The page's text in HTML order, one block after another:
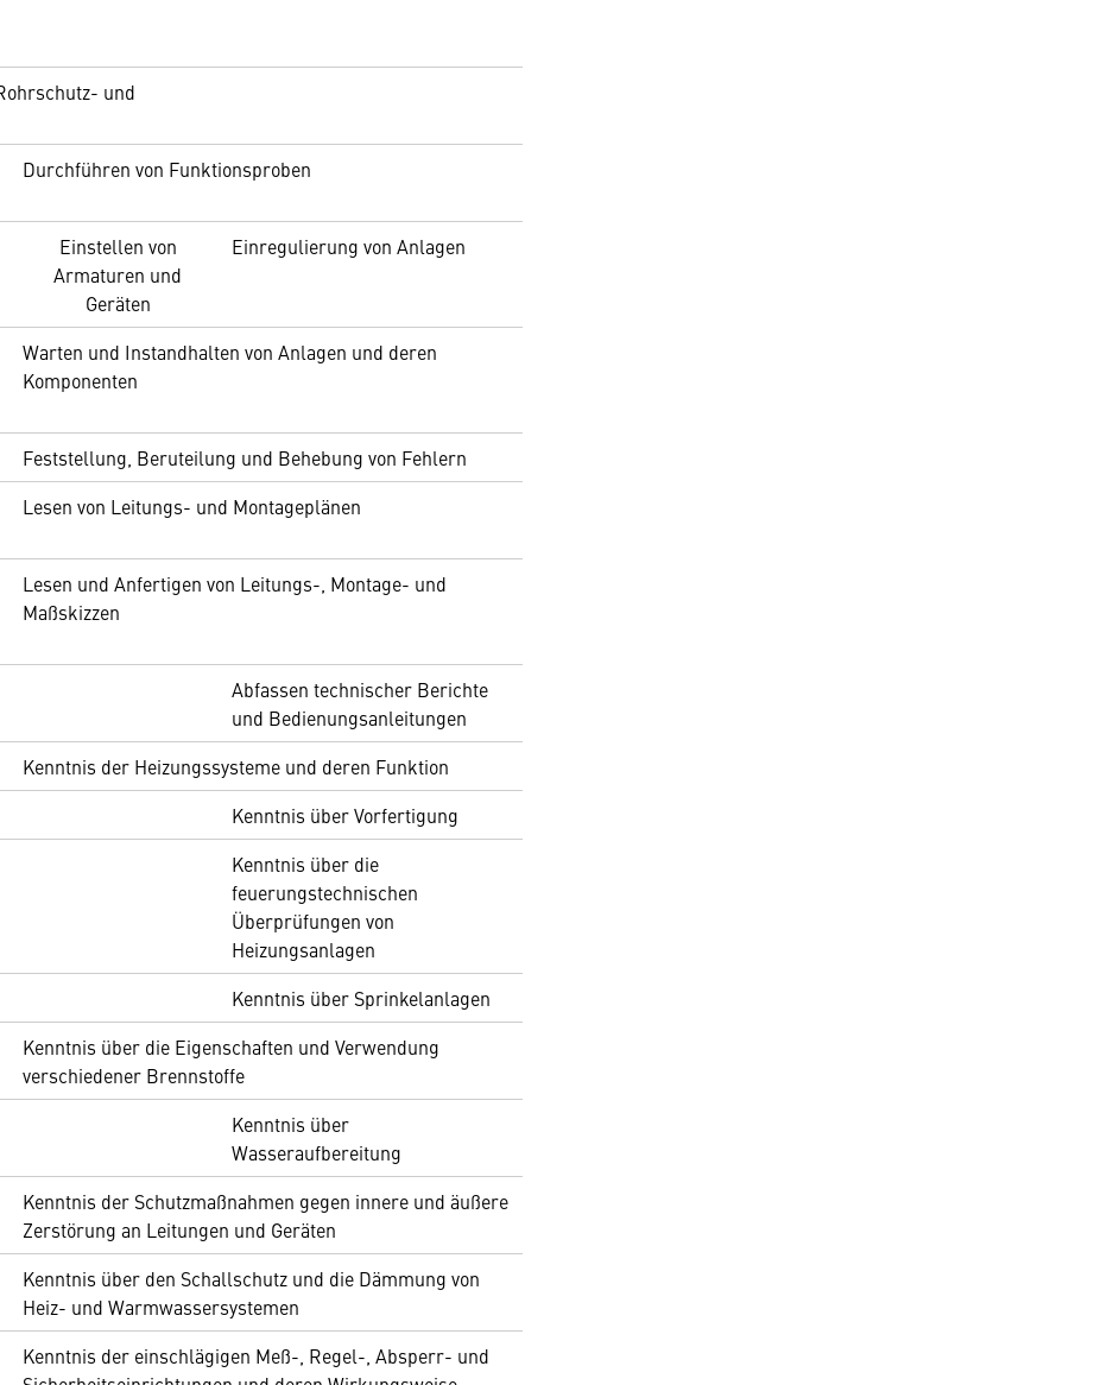
und
Durchführen von Funktionsproben
Einstellen von
Armaturen und
Geräten
Einregulierung von Anlagen
Warten und Instandhalten von Anlagen und deren
Komponenten
Feststellung, Beruteilung und Behebung von Fehlern
Lesen von Leitungs- und Montageplänen
Lesen und Anfertigen von Leitungs-, Montage- und
Maßskizzen
Abfassen technischer Berichte
und Bedienungsanleitungen
Kenntnis der Heizungssysteme und deren Funktion
Kenntnis über Vorfertigung
Kenntnis über die
feuerungstechnischen
Überprüfungen von
Heizungsanlagen
Kenntnis über Sprinkelanlagen
Kenntnis über die Eigenschaften und Verwendung
verschiedener Brennstoffe
Kenntnis über
Wasseraufbereitung
Kenntnis der Schutzmaßnahmen gegen innere und äußere
Zerstörung an Leitungen und Geräten
Kenntnis über den Schallschutz und die Dämmung von
Heiz- und Warmwassersystemen
Kenntnis der einschlägigen Meß-, Regel-, Absperr- und